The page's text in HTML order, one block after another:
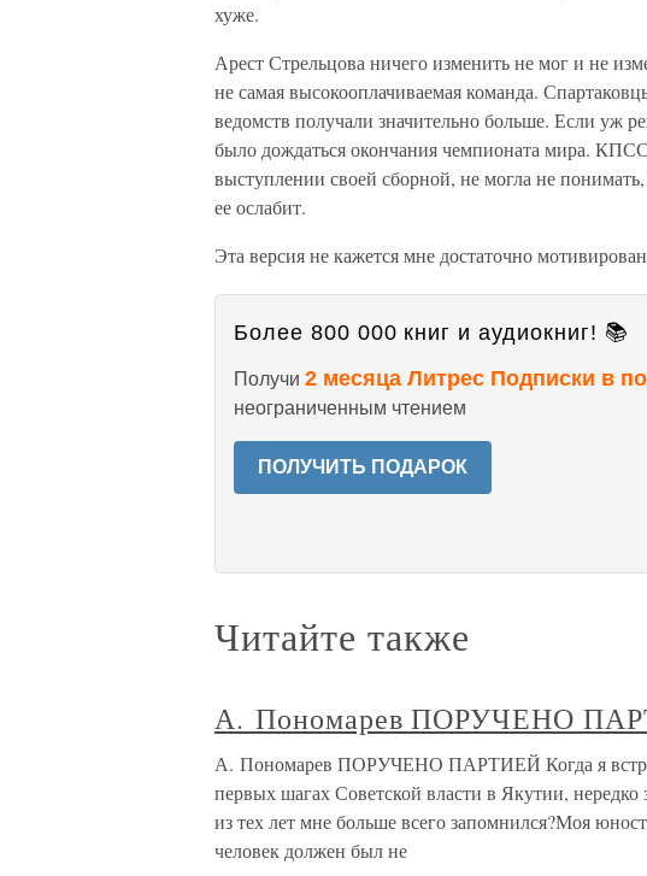
хуже.
Арест Стрельцова ничего изменить не мог и не
не самая высокооплачиваемая команда.
ведомств получали значительно больше. Если уж
было дождаться окончания чемпионата мира.
выступлении своей сборной, не могла не
ее ослабит.
Эта версия не кажется мне достаточно
Более 800 000 книг и аудиокниг! 📚
Получи 2 месяца Литрес Подписки в
неограниченным чтением
ПОЛУЧИТЬ ПОДАРОК
Читайте также
А. Пономарев ПОРУЧЕНО
А. Пономарев ПОРУЧЕНО ПАРТИЕЙ Когда я
первых шагах Советской власти в Якутии,
из тех лет мне больше всего запомнился?Моя
человек должен был не